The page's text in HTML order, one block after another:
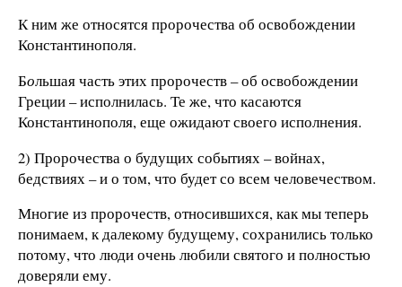
К ним же относятся пророчества об освобождении
Константинополя.
Большая часть этих пророчеств – об освобождении
Греции – исполнилась. Те же, что касаются
Константинополя, еще ожидают своего исполнения.
2) Пророчества о будущих событиях – войнах,
бедствиях – и о том, что будет со всем человечеством.
Многие из пророчеств, относившихся, как мы теперь
понимаем, к далекому будущему, сохранились только
потому, что люди очень любили святого и полностью
доверяли ему.